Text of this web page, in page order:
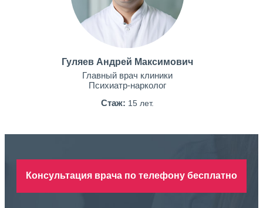
Гуляев Андрей Максимович
Главный врач клиники
Психиатр-нарколог
Стаж: 15 лет.
Консультация врача по телефону бесплатно